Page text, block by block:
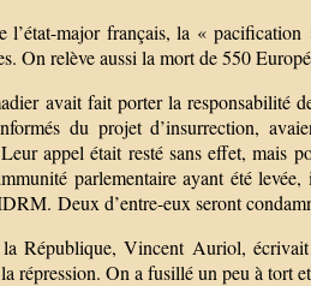
major français, la «
On relève aussi la mort de 550
avait fait porter la responsabilité
du projet d’insurrection,
appel était resté sans effet, mais
parlementaire ayant été
Deux d’entre-eux seront
République, Vincent Auriol,
répression. On a fusillé un peu à tort